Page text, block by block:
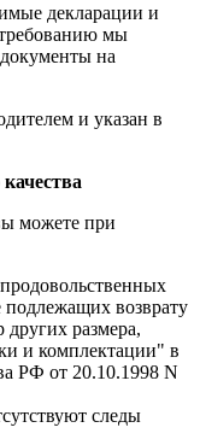
декларации и
мы
на
и указан в
можете при
подлежащих возврату
размера,
и комплектации" в
РФ от 20.10.1998 N
следы